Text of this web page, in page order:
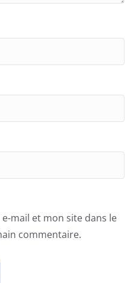
mail et mon site dans le
commentaire.